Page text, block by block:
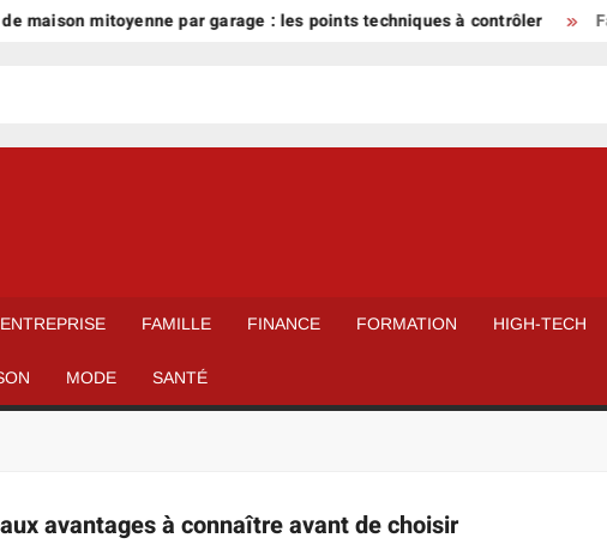
maison mitoyenne par garage : les points techniques à contrôler
ENTREPRISE FAMILLE FINANCE FORMATION HIGH-TECH
MODE SANTÉ
avantages à connaître avant de choisir